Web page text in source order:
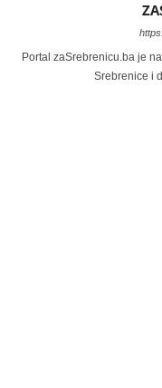
Portal zaSrebrenicu.ba je
Srebrenice i